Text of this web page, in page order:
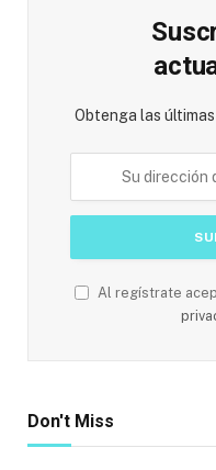
Obtenga las
Al regístrate
Don't Miss